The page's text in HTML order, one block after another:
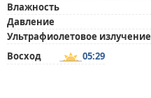
Влажность
Давление
Ультрафиолетовое излучение
Восход
05:29